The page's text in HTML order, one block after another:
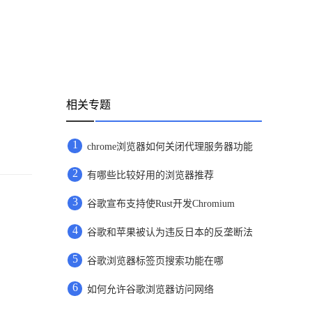
相关专题
1 chrome浏览器如何关闭代理服务器功能
2 有哪些比较好用的浏览器推荐
3 谷歌宣布支持使Rust开发Chromium
4 谷歌和苹果被认为违反日本的反垄断法
5 谷歌浏览器标签页搜索功能在哪
6 如何允许谷歌浏览器访问网络